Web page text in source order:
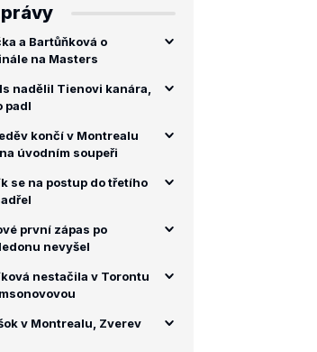
a Bartůňková o
na Masters
nadělil Tienovi kanára,
padl
končí v Montrealu
úvodním soupeři
se na postup do třetího
první zápas po
nevyšel
nestačila v Torontu
v Montrealu, Zverev